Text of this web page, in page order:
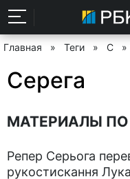
Главная » Теги » С »
Серега
МАТЕРИАЛЫ ПО
Репер Серьога
рукостискання